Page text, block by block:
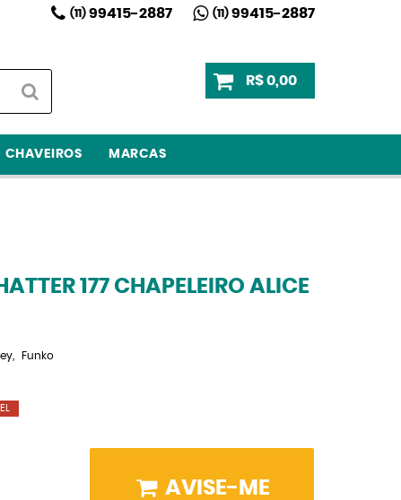
(11)99415-2887 (11)99415-2887
R$ 0,00
CHAVEIROS MARCAS
177 CHAPELEIRO ALICE
Funko
AVISE-ME